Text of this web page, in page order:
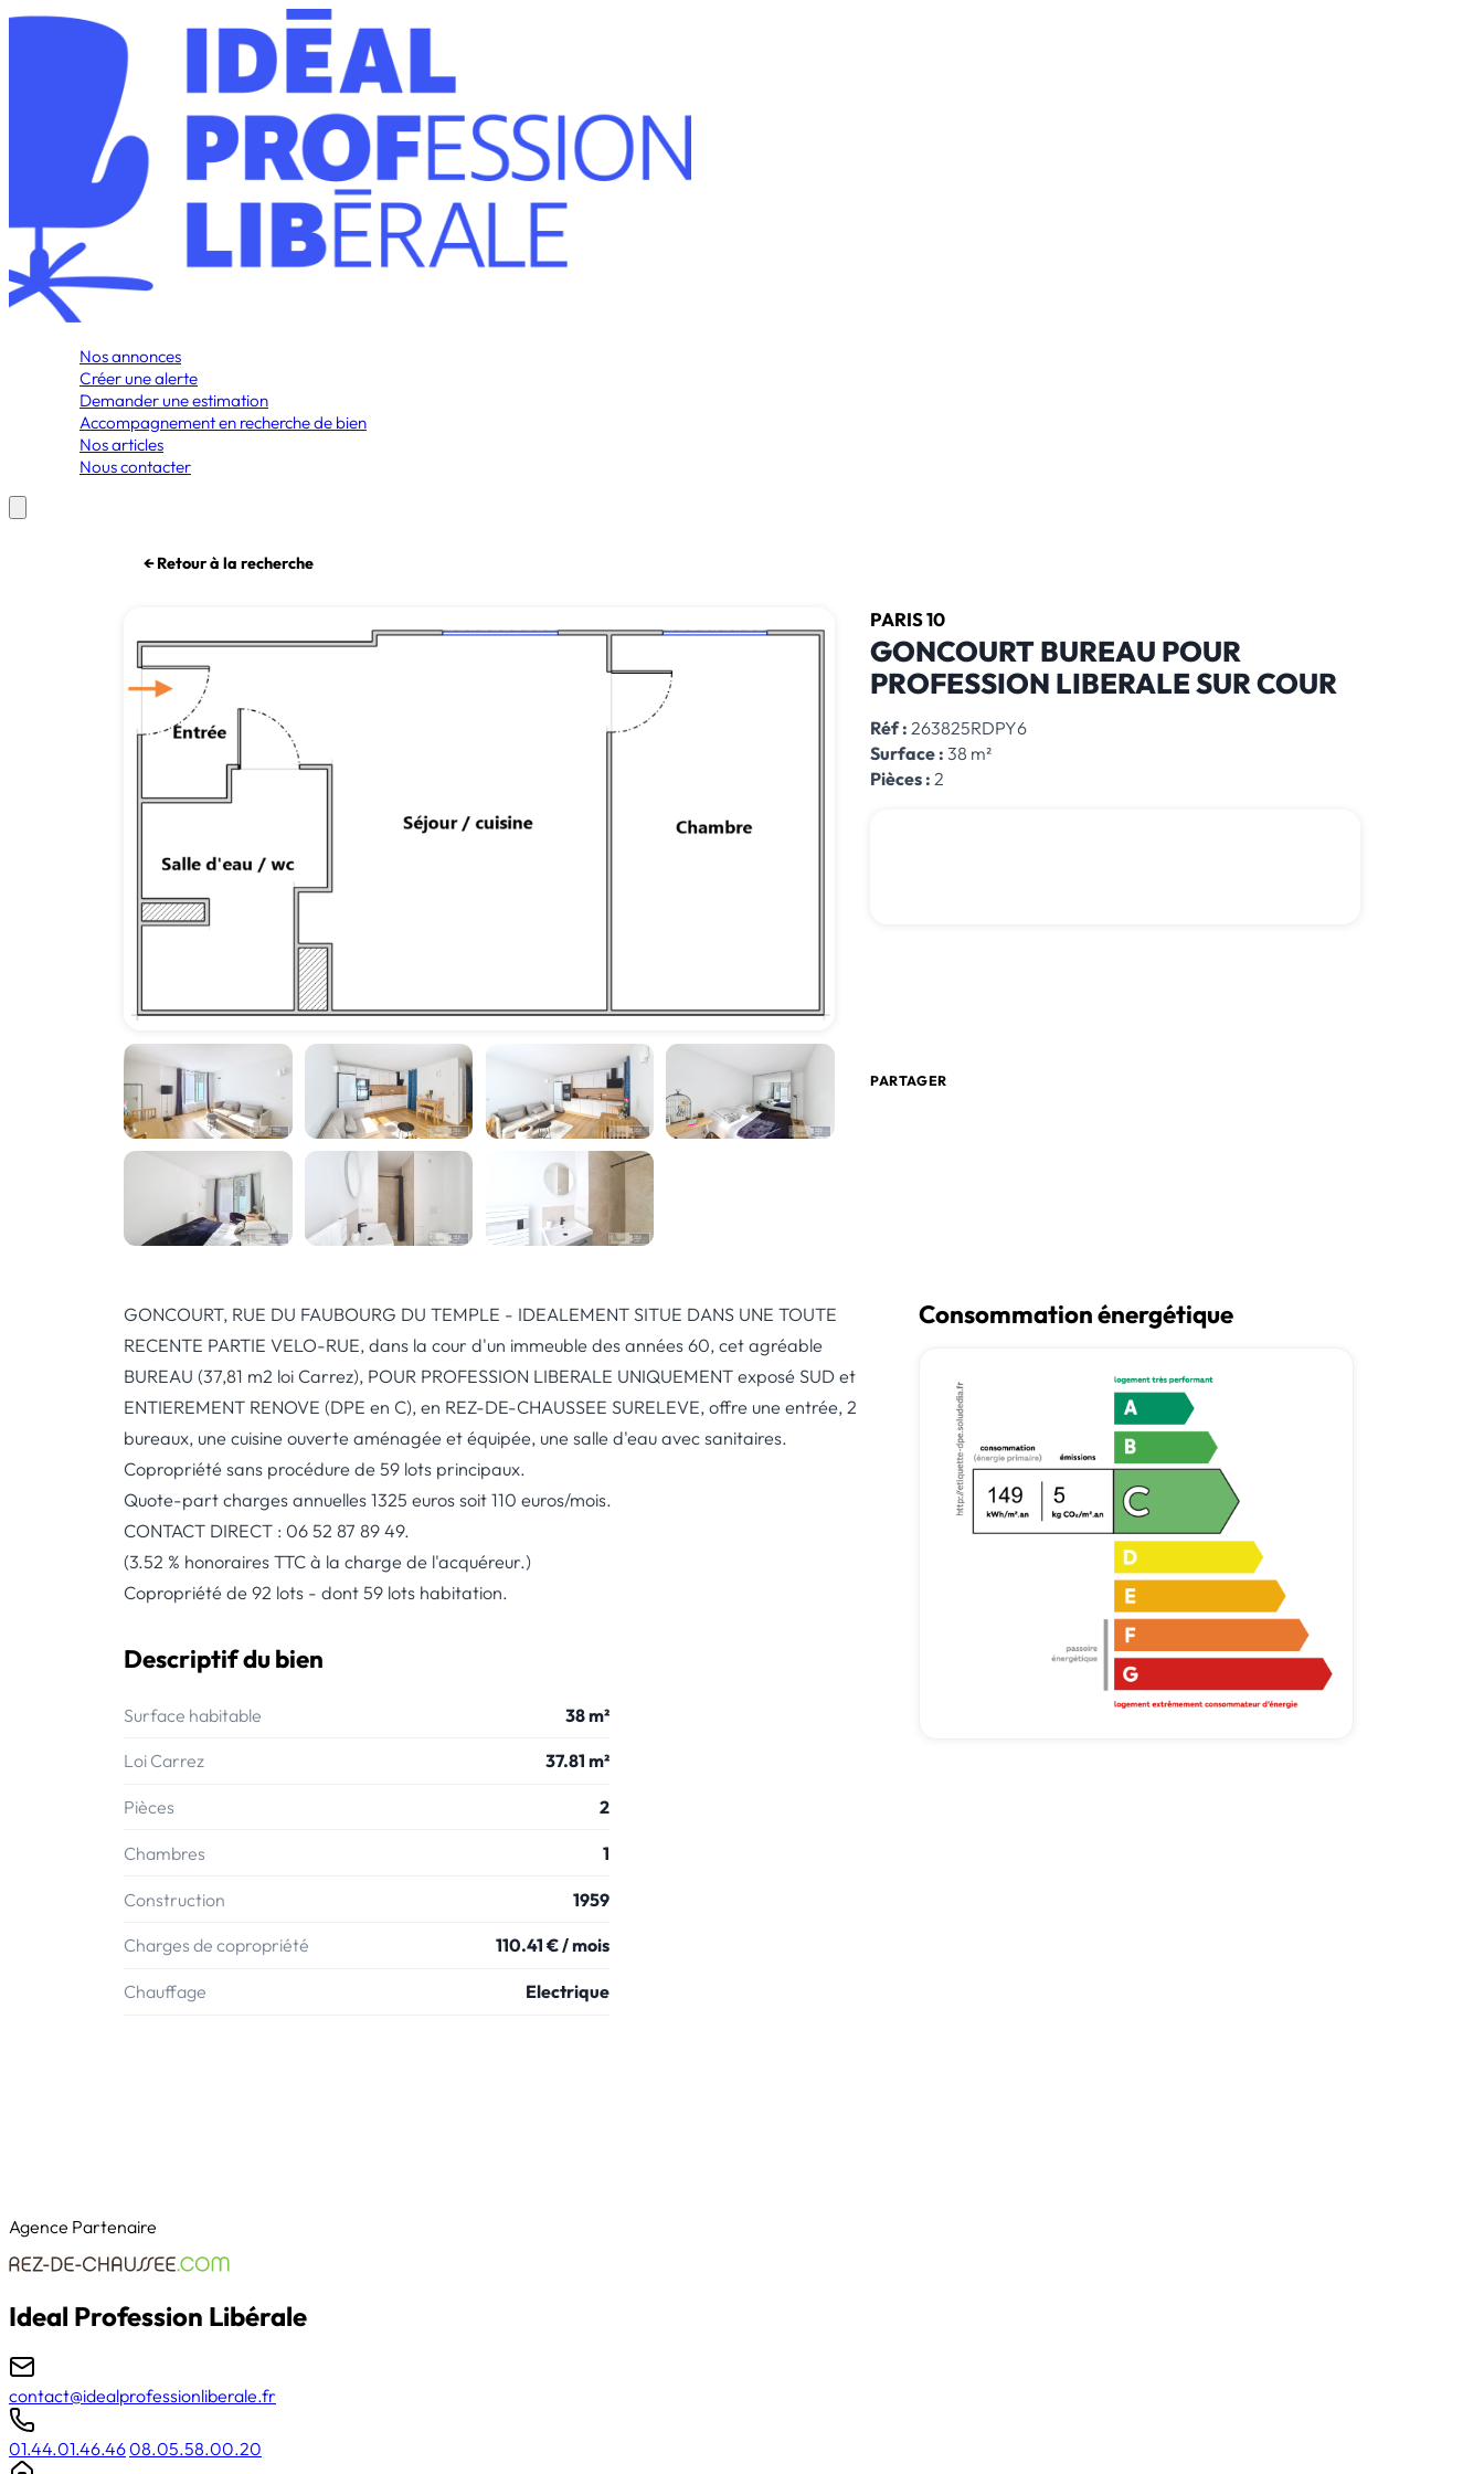
Nos annonces
Créer une alerte
Demander une estimation
Accompagnement en recherche de bien
Nos articles
Nous contacter
← Retour à la recherche
PARIS 10
GONCOURT BUREAU POUR
PROFESSION LIBERALE SUR COUR
Réf : 263825RDPY6
Surface : 38 m²
Pièces : 2
PARTAGER
GONCOURT, RUE DU FAUBOURG DU TEMPLE - IDEALEMENT SITUE DANS UNE TOUTE
RECENTE PARTIE VELO-RUE, dans la cour d'un immeuble des années 60, cet agréable
BUREAU (37,81 m2 loi Carrez), POUR PROFESSION LIBERALE UNIQUEMENT exposé SUD et
ENTIEREMENT RENOVE (DPE en C), en REZ-DE-CHAUSSEE SURELEVE, offre une entrée, 2
bureaux, une cuisine ouverte aménagée et équipée, une salle d'eau avec sanitaires.
Copropriété sans procédure de 59 lots principaux.
Quote-part charges annuelles 1325 euros soit 110 euros/mois.
CONTACT DIRECT : 06 52 87 89 49.
(3.52 % honoraires TTC à la charge de l'acquéreur.)
Copropriété de 92 lots - dont 59 lots habitation.
Descriptif du bien
Surface habitable 38 m²
Loi Carrez 37.81 m²
Pièces 2
Chambres 1
Construction 1959
Charges de copropriété 110.41 € / mois
Chauffage Electrique
Consommation énergétique
Agence Partenaire
Ideal Profession Libérale
contact@idealprofessionliberale.fr
01.44.01.46.4608.05.58.00.20